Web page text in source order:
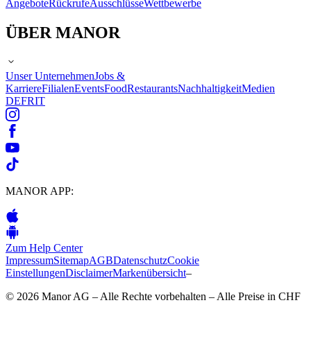
AngeboteRückrufeAusschlüsseWettbewerbe
ÜBER MANOR
Unser UnternehmenJobs &
KarriereFilialenEventsFoodRestaurantsNachhaltigkeitMedien
DEFRIT
MANOR APP:
Zum Help Center
ImpressumSitemapAGBDatenschutzCookie
EinstellungenDisclaimerMarkenübersicht–
© 2026 Manor AG – Alle Rechte vorbehalten – Alle Preise in CHF